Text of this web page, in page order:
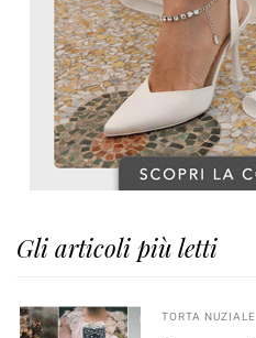
Gli articoli più letti
TORTA NUZIALE